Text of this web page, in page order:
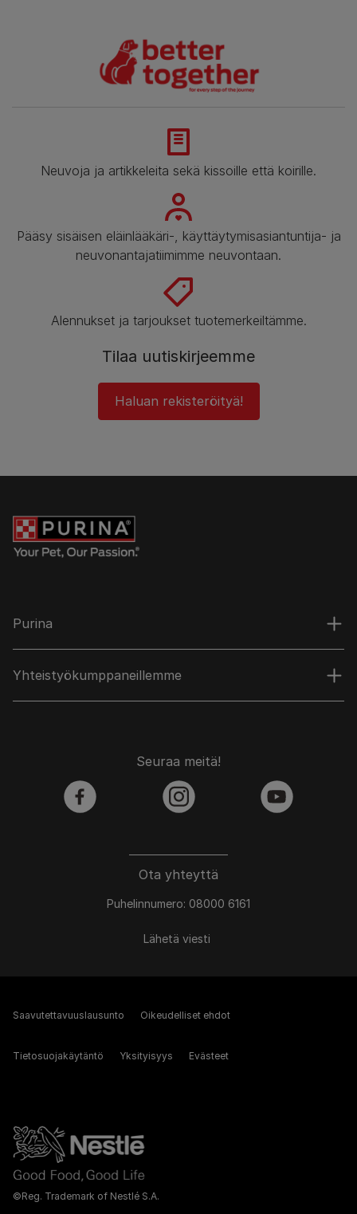
Neuvoja ja artikkeleita sekä kissoille että koirille.
Pääsy sisäisen eläinlääkäri-, käyttäytymisasiantuntija- ja
neuvonantajatiimimme neuvontaan.
Alennukset ja tarjoukset tuotemerkeiltämme.
Tilaa uutiskirjeemme
Haluan rekisteröityä!
Purina
Yhteistyökumppaneillemme
Ota yhteyttä
Puhelinnumero: 08000 6161
Lähetä viesti
Seuraa meitä!
facebook instagram youtube
©Reg. Trademark of Nestlé S.A.
Saavutettavuuslausunto Oikeudelliset ehdot
Tietosuojakäytäntö Yksityisyys Evästeet